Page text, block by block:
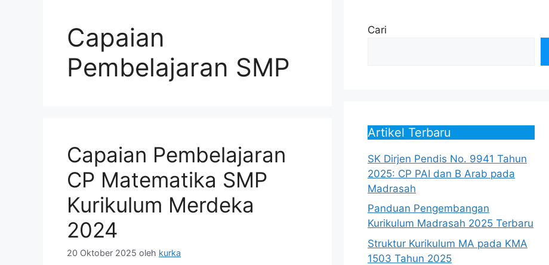
Capaian
Pembelajaran SMP
Capaian Pembelajaran
CP Matematika SMP
Kurikulum Merdeka
2024
20 Oktober 2025 oleh kurka
Cari
Artikel Terbaru
SK Dirjen Pendis No. 9941 Tahun
2025: CP PAI dan B Arab pada
Madrasah
Panduan Pengembangan
Kurikulum Madrasah 2025 Terbaru
Struktur Kurikulum MA pada KMA
1503 Tahun 2025